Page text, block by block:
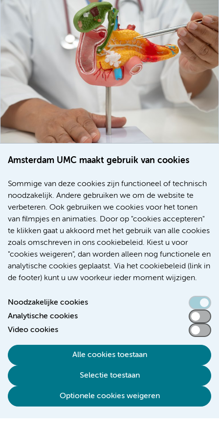
Amsterdam UMC maakt gebruik van cookies
Sommige van deze cookies zijn functioneel of technisch
noodzakelijk. Andere gebruiken we om de website te
verbeteren. Ook gebruiken we cookies voor het tonen
van filmpjes en animaties. Door op "cookies accepteren"
te klikken gaat u akkoord met het gebruik van alle cookies
zoals omschreven in ons cookiebeleid. Kiest u voor
"cookies weigeren", dan worden alleen nog functionele en
analytische cookies geplaatst. Via het cookiebeleid (link in
de footer) kunt u uw voorkeur ieder moment wijzigen.
Noodzakelijke cookies
Analytische cookies
Video cookies
Alle cookies toestaan
Selectie toestaan
Optionele cookies weigeren
voor patiënten met alvleesklierkanker verbeteren
Meer
Toegankelijkheidsverklaring
Algemene privacyverklaring